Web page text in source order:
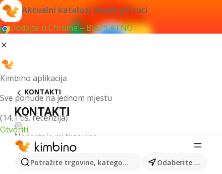
Aktualni katalozi uvijek pri ruci
Dodajte u Chrome – BESPLATNO
Kimbino aplikacija
Sve ponude na jednom mjestu
(14,1 tis. recenzija)
Otvoriti
Potražite trgovine, kategorije, proizvode... Odaberite grad
KONTAKTI
KONTAKTI
H2
Nedostaje mi trgovina
Prijedlozi za poboljšanje
Upisati
svoju
e-
adresu
Možemo
li
vam
kako